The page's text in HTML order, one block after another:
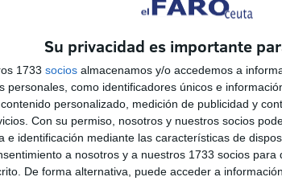
Su privacidad es importante
1733 socios almacenamos y/o accedemos a
personales, como identificadores únicos e
personalizado, medición de publicidad y
Con su permiso, nosotros y nuestros socios
e identificación mediante las características de
a nosotros y a nuestros 1733 socios
De forma alternativa, puede acceder a